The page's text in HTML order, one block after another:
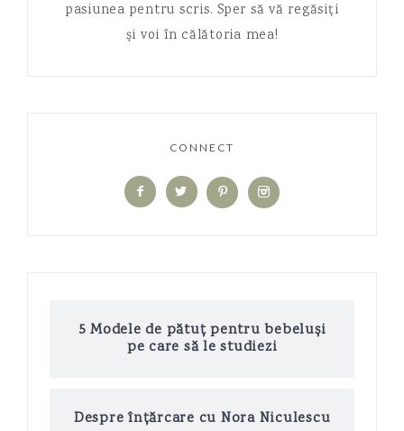
pasiunea pentru scris. Sper să vă regăsiți
și voi în călătoria mea!
CONNECT
5 Modele de pătuț pentru bebeluși
pe care să le studiezi
Despre înțărcare cu Nora Niculescu